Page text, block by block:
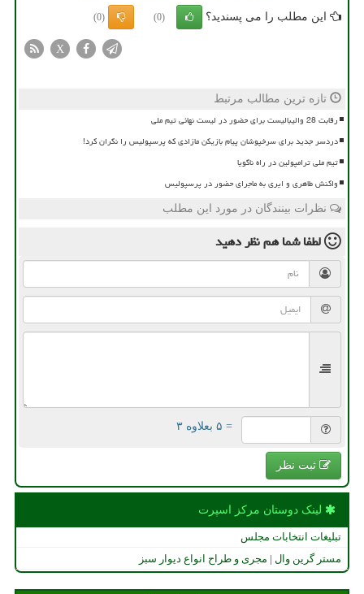
این مطلب را می پسندید؟ (0)
(0)
X
تازه ترین مطالب مرتبط
رقابت 28 والیبالیست برای حضور در لیست نهائی تیم ملی
دردسر جدید برای سرخپوشان پیام بازیکن مازادی که پرسپولیس را نگران کرد!
تیم ملی ترامپولین در راه ناگویا
واکنش طاهری و ایری به ماجرای حضور در پرسپولیس
نظرات بینندگان در مورد این مطلب
لطفا شما همنظر دهید
= ۵ بعلاوه ۳
ثبت نظر
لینک دوستان مركز اسپرت
تبلیغات انتخابات مجلس
مستر گرین وال | مجری و طراح انواع دیوار سبز